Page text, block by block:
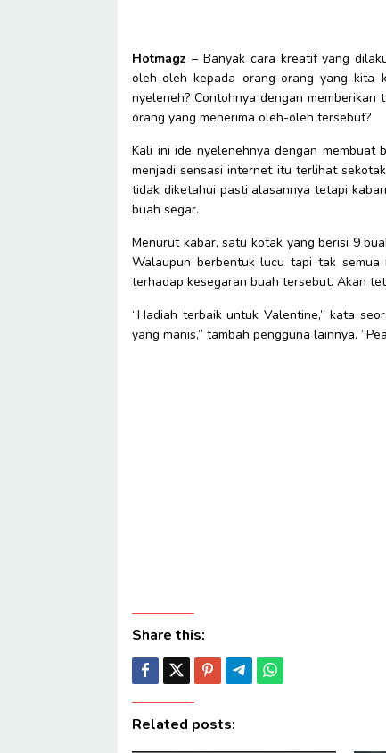
Hotmagz – Banyak cara kreatif yang
oleh-oleh kepada orang-orang yang kita
nyeleneh? Contohnya dengan
orang yang menerima oleh-oleh tersebut?
Kali ini ide nyelenehnya dengan membuat
menjadi sensasi internet itu terlihat
tidak diketahui pasti alasannya tetapi
buah segar.
Menurut kabar, satu kotak yang berisi 9
Walaupun berbentuk lucu tapi tak semua
terhadap kesegaran buah tersebut. Akan
“Hadiah terbaik untuk Valentine,” kata
yang manis,” tambah pengguna lainnya.
Share this:
Related posts: